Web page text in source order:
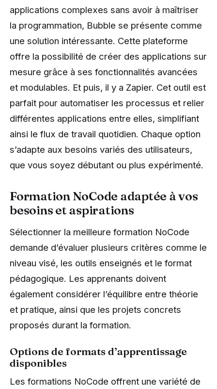
applications complexes sans avoir à maîtriser
la programmation, Bubble se présente comme
une solution intéressante. Cette plateforme
offre la possibilité de créer des applications sur
mesure grâce à ses fonctionnalités avancées
et modulables. Et puis, il y a Zapier. Cet outil est
parfait pour automatiser les processus et relier
différentes applications entre elles, simplifiant
ainsi le flux de travail quotidien. Chaque option
s’adapte aux besoins variés des utilisateurs,
que vous soyez débutant ou plus expérimenté.
Formation NoCode adaptée à vos
besoins et aspirations
Sélectionner la meilleure formation NoCode
demande d’évaluer plusieurs critères comme le
niveau visé, les outils enseignés et le format
pédagogique. Les apprenants doivent
également considérer l’équilibre entre théorie
et pratique, ainsi que les projets concrets
proposés durant la formation.
Options de formats d’apprentissage
disponibles
Les formations NoCode offrent une variété de